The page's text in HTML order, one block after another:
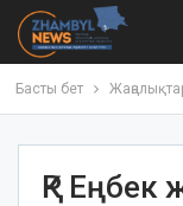
Басты бет
ҚР Еңбек